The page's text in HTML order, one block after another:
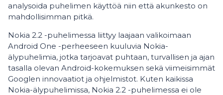
analysoida puhelimen käyttöä niin että akunkesto on
mahdollisimman pitkä.
Nokia 2.2 -puhelimessa liittyy laajaan valikoimaan
Android One -perheeseen kuuluvia Nokia-
älypuhelimia, jotka tarjoavat puhtaan, turvallisen ja ajan
tasalla olevan Android-kokemuksen sekä viimeisimmät
Googlen innovaatiot ja ohjelmistot. Kuten kaikissa
Nokia-älypuhelimissa, Nokia 2.2 -puhelimessa ei ole